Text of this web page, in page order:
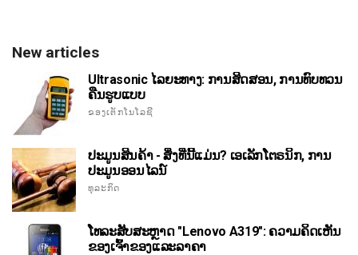
New articles
Ultrasonic ໄລຍະທາງ: ການສິດສອນ, ການທົບທວນ
ຄືນຮູບແບບ
ຂອງເຕັກໂນໂລຊີ
ປະມູນສິນຄ້າ - ສິ່ງທີ່ນີ້ແມ່ນ? ເອເລັກໂຕຣນິກ, ການ
ປະມູນອອນໄລນ໌
ທຸລະກິດ
ໂທລະສັບສະຫຼາດ "Lenovo A319": ຄວາມຄິດເຫັນ
ຂອງເຈົ້າຂອງແລະລາຄາ